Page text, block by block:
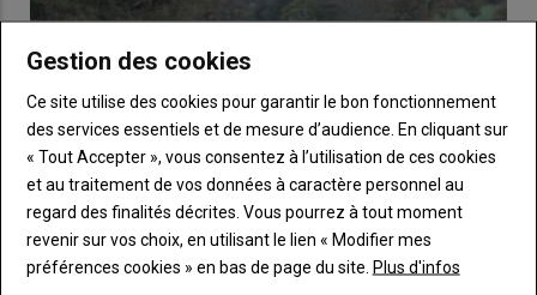
Gestion des cookies
Ce site utilise des cookies pour garantir le bon fonctionnement
des services essentiels et de mesure d’audience. En cliquant sur
« Tout Accepter », vous consentez à l’utilisation de ces cookies
et au traitement de vos données à caractère personnel au
regard des finalités décrites. Vous pourrez à tout moment
revenir sur vos choix, en utilisant le lien « Modifier mes
préférences cookies » en bas de page du site. Plus d'infos